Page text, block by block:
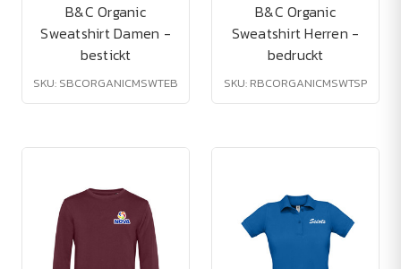
B&C Organic
Sweatshirt Damen -
bestickt
SKU: SBCORGANICMSWTEB
B&C Organic
Sweatshirt Herren -
bedruckt
SKU: RBCORGANICMSWTSP